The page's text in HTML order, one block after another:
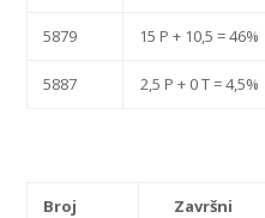
5879 15 P + 10,5 = 46%
5887 2,5 P + 0 T = 4,5%
Broj
Završni